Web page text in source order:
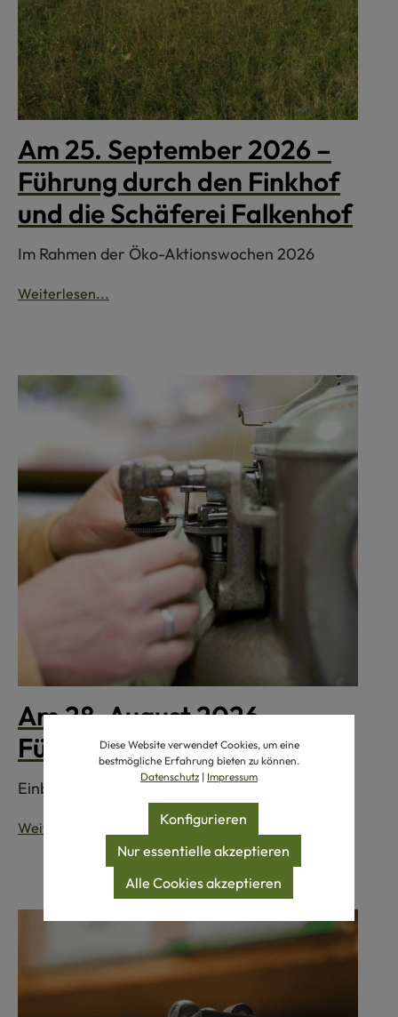
Am 25. September 2026 –
Führung durch den Finkhof
und die Schäferei Falkenhof
Im Rahmen der Öko-Aktionswochen 2026
Weiterlesen...
Am 28. August 2026 –
Führung beim Finkhof
Einblicke in Manufakturen, Lager und Hofladen
Weiterlesen...
Diese Website verwendet Cookies, um eine
bestmögliche Erfahrung bieten zu können.
Datenschutz | Impressum
Nur essentielle akzeptieren
Konfigurieren
Alle Cookies akzeptieren